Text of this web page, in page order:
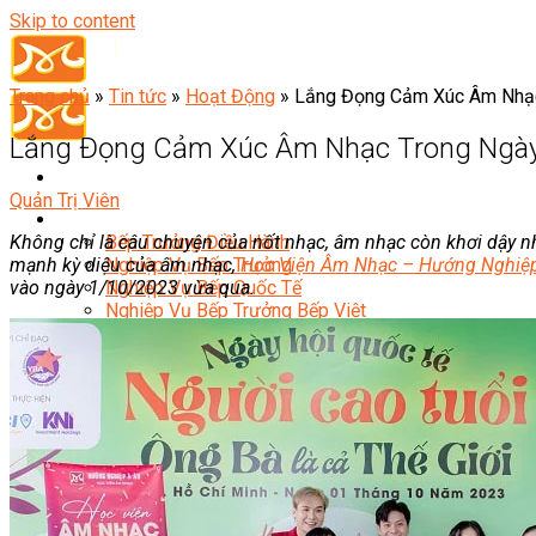
Skip to content
Bếp Trưởng Điều Hành
Nghiệp Vụ Bếp Trưởng
Nghiệp Vụ Bếp Quốc Tế
Nghiệp Vụ Bếp Trưởng Bếp Việt
Nghiệp Vụ Bếp Trưởng Bếp Âu
Nghiệp Vụ Bếp Trưởng Bếp Á
Nghiệp Vụ Bếp Trưởng Bếp Nhật
Nghiệp Vụ Bếp Trưởng Bếp Hoa
Nghiệp Vụ Bếp Hàn
Nghiệp Vụ Bếp Thái
Nghiệp Vụ Bếp Chay
Nghiệp Vụ Quản Lý Bếp
Nghiệp Vụ Cấp Dưỡng
Trang chủ » Tin tức » Hoạt Động » Lắng Đọng Cảm Xúc Âm
Lắng Đọng Cảm Xúc Âm Nhạc Trong
Quản Trị Viên
Không chỉ là câu chuyện của nốt nhạc, âm nhạc còn khơi
mạnh kỳ diệu của âm nhạc,Học Viện Âm Nhạc – Hướng
vào ngày 1/10/2023 vừa qua.